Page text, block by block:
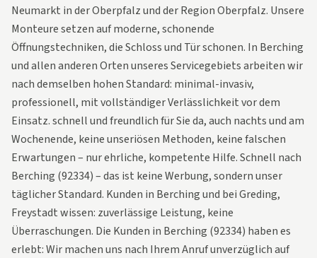
Neumarkt in der Oberpfalz und der Region Oberpfalz. Unsere
Monteure setzen auf moderne, schonende
Öffnungstechniken, die Schloss und Tür schonen. In Berching
und allen anderen Orten unseres Servicegebiets arbeiten wir
nach demselben hohen Standard: minimal-invasiv,
professionell, mit vollständiger Verlässlichkeit vor dem
Einsatz. schnell und freundlich für Sie da, auch nachts und am
Wochenende, keine unseriösen Methoden, keine falschen
Erwartungen – nur ehrliche, kompetente Hilfe. Schnell nach
Berching (92334) – das ist keine Werbung, sondern unser
täglicher Standard. Kunden in Berching und bei Greding,
Freystadt wissen: zuverlässige Leistung, keine
Überraschungen. Die Kunden in Berching (92334) haben es
erlebt: Wir machen uns nach Ihrem Anruf unverzüglich auf